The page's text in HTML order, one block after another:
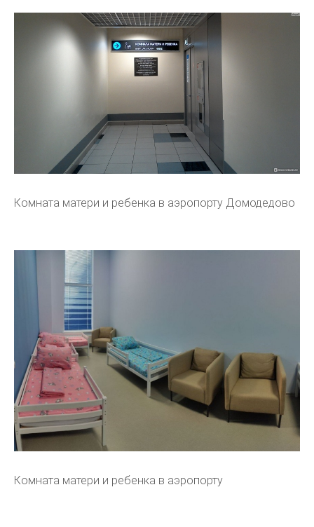
Комната матери и ребенка в аэропорту Домодедово
Комната матери и ребенка в аэропорту